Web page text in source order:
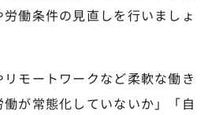
働条件の見直しを行いましょ
モートワークなど柔軟な働き
が常態化していないか」「自